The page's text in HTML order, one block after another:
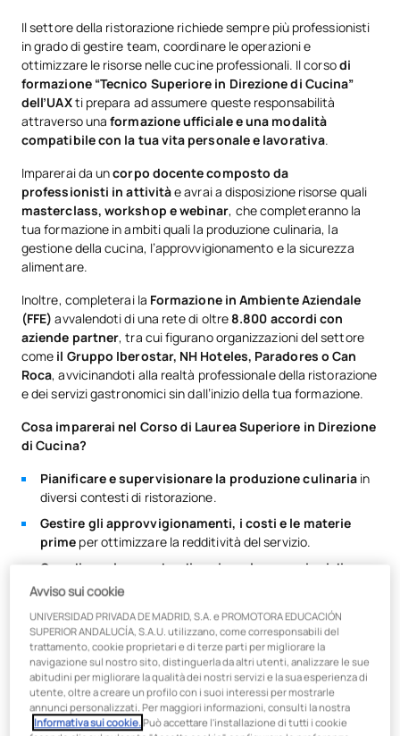
Il settore della ristorazione richiede sempre più professionisti
in grado di gestire team, coordinare le operazioni e
ottimizzare le risorse nelle cucine professionali. Il corsodi
formazione “Tecnico Superiore in Direzione di Cucina”
dell’UAXti prepara ad assumere queste responsabilità
attraverso unaformazione ufficiale e una modalità
compatibile con la tua vita personale e lavorativa.
Imparerai da uncorpo docente composto da
professionisti in attivitàe avrai a disposizione risorse quali
masterclass, workshop e webinar, che completeranno la
tua formazione in ambiti quali la produzione culinaria, la
gestione della cucina, l’approvvigionamento e la sicurezza
alimentare.
Inoltre, completerai la Formazione in Ambiente Aziendale
(FFE)avvalendoti di una rete di oltre 8.800 accordi con
aziende partner, tra cui figurano organizzazioni del settore
come il Gruppo Iberostar, NH Hoteles, Paradores o Can
Roca, avvicinandoti alla realtà professionale della ristorazione
e dei servizi gastronomici sin dall’inizio della tua formazione.
Cosa imparerai nel Corso di Laurea Superiore in Direzione
di Cucina?
Pianificare e supervisionare la produzione culinaria in
diversi contesti di ristorazione.
Gestire gli approvvigionamenti, i costi e le materie
prime per ottimizzare la redditività del servizio.
Coordinare le squadre di cucina e le operazioni di
ristorazione.
Implementare sistemi di qualità, igiene e sicurezza
alimentare.
Organizzare servizi gastronomici, catering ed eventi.
Integrare le conoscenze di gastronomia, nutrizione,
pasticceria e dolciarianella gestione della cucina.
Avviso sui cookie
UNIVERSIDAD PRIVADA DE MADRID, S.A. e PROMOTORA EDUCACIÓN
SUPERIOR ANDALUCÍA, S.A.U. utilizzano, come corresponsabili del
trattamento, cookie proprietari e di terze parti per migliorare la
navigazione sul nostro sito, distinguerla da altri utenti, analizzare le sue
abitudini per migliorare la qualità dei nostri servizi e la sua esperienza di
utente, oltre a creare un profilo con i suoi interessi per mostrarle
annunci personalizzati. Per maggiori informazioni, consulti la nostra
Informativa sui cookie.Può accettare l'installazione di tutti i cookie